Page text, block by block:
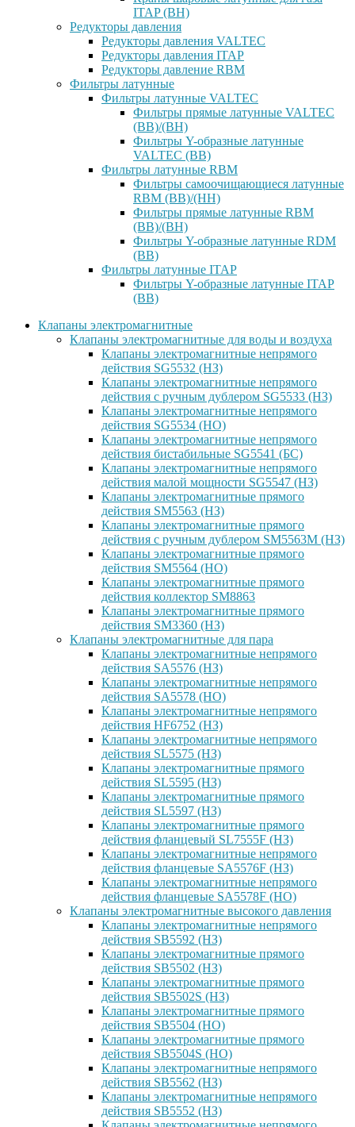
ITAP (ВН)
Редукторы давления
Редукторы давления VALTEC
Редукторы давления ITAP
Редукторы давление RBM
Фильтры латунные
Фильтры латунные VALTEC
Фильтры прямые латунные VALTEC
(ВВ)/(ВН)
Фильтры Y-образные латунные
VALTEC (ВВ)
Фильтры латунные RBM
Фильтры самоочищающиеся латунные
RBM (ВВ)/(НН)
Фильтры прямые латунные RBM
(ВВ)/(ВН)
Фильтры Y-образные латунные RDM
(ВВ)
Фильтры латунные ITAP
Фильтры Y-образные латунные ITAP
(ВВ)
Клапаны электромагнитные
Клапаны электромагнитные для воды и воздуха
Клапаны электромагнитные непрямого
действия SG5532 (НЗ)
Клапаны электромагнитные непрямого
действия с ручным дублером SG5533 (НЗ)
Клапаны электромагнитные непрямого
действия SG5534 (НО)
Клапаны электромагнитные непрямого
действия бистабильные SG5541 (БС)
Клапаны электромагнитные непрямого
действия малой мощности SG5547 (НЗ)
Клапаны электромагнитные прямого
действия SM5563 (НЗ)
Клапаны электромагнитные прямого
действия с ручным дублером SM5563M (НЗ)
Клапаны электромагнитные прямого
действия SM5564 (НО)
Клапаны электромагнитные прямого
дейcтвия коллектор SM8863
Клапаны электромагнитные прямого
действия SM3360 (НЗ)
Клапаны электромагнитные для пара
Клапаны электромагнитные непрямого
действия SA5576 (НЗ)
Клапаны электромагнитные непрямого
действия SA5578 (НО)
Клапаны электромагнитные непрямого
действия HF6752 (НЗ)
Клапаны электромагнитные непрямого
действия SL5575 (НЗ)
Клапаны электромагнитные прямого
действия SL5595 (НЗ)
Клапаны электромагнитные прямого
действия SL5597 (НЗ)
Клапаны электромагнитные прямого
действия фланцевый SL7555F (НЗ)
Клапаны электромагнитные непрямого
действия фланцевые SA5576F (НЗ)
Клапаны электромагнитные непрямого
действия фланцевые SA5578F (НО)
Клапаны электромагнитные высокого давления
Клапаны электромагнитные непрямого
действия SB5592 (НЗ)
Клапаны электромагнитные прямого
действия SB5502 (НЗ)
Клапаны электромагнитные прямого
действия SB5502S (НЗ)
Клапаны электромагнитные прямого
действия SB5504 (НО)
Клапаны электромагнитные прямого
действия SB5504S (НО)
Клапаны электромагнитные непрямого
действия SB5562 (НЗ)
Клапаны электромагнитные непрямого
действия SB5552 (НЗ)